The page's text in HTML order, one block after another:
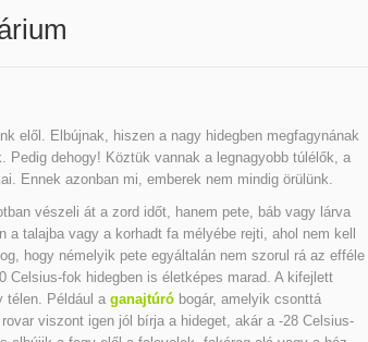
elől. Elbújnak, hiszen a nagy hidegben megfagynának
Pedig dehogy! Köztük vannak a legnagyobb túlélők, a
Ennek azonban mi, emberek nem mindig örülünk.
vészeli át a zord időt, hanem pete, báb vagy lárva
a talajba vagy a korhadt fa mélyébe rejti, ahol nem kell
hogy némelyik pete egyáltalán nem szorul rá az efféle
Celsius-fok hidegben is életképes marad. A kifejlett
télen. Például a ganajtúróbogár, amelyik csonttá
viszont igen jól bírja a hideget, akár a -28 Celsius-